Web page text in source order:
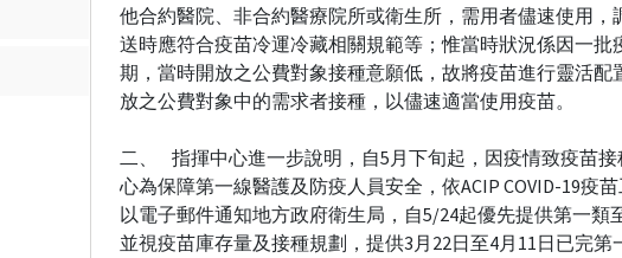
他合約醫院、非合約醫療院所或衛生所，需用者儘速使用，
送時應符合疫苗冷運冷藏相關規範等；惟當時狀況係因一批
期，當時開放之公費對象接種意願低，故將疫苗進行靈活配
放之公費對象中的需求者接種，以儘速適當使用疫苗。
二、 指揮中心進一步說明，自5月下旬起，因疫情致疫苗接
心為保障第一線醫護及防疫人員安全，依ACIP COVID-19疫
以電子郵件通知地方政府衛生局，自5/24起優先提供第一類
並視疫苗庫存量及接種規劃，提供3月22日至4月11日已完第